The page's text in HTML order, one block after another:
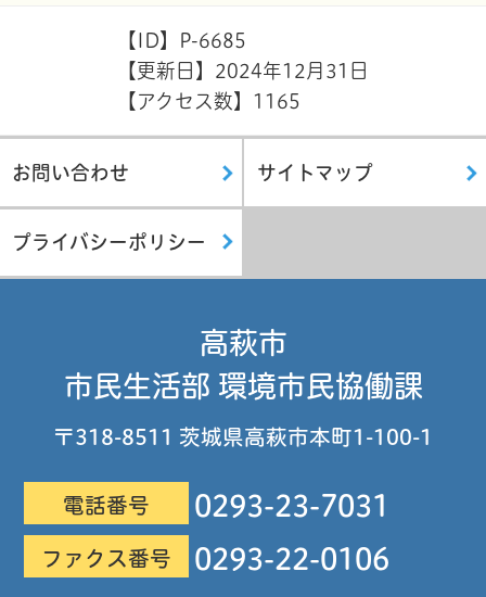
【ID】
P-6685
【更新日】 2024年12月31日
【アクセス数】
1165
お問い合わせ サイトマップ
プライバシーポリシー
高萩市
市民生活部 環境市民協働課
〒318-8511 茨城県高萩市本町1-100-1
電話番号 0293-23-7031
ファクス番号 0293-22-0106